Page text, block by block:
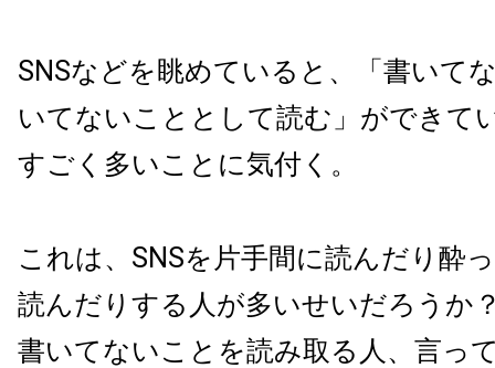
SNSなどを眺めていると、「書いて
いてないこととして読む」ができて
すごく多いことに気付く。
これは、 SNSを片手間に読んだり酔
読んだりする人が多いせいだろう
書いてないことを読み取る人、言っ